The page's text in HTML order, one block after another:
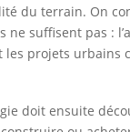
du terrain. On
ne suffisent pas :
les projets urbains
doit ensuite